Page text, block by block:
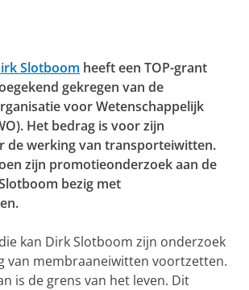
Slotboom heeft een TOP-grant
gekregen van de
voor Wetenschappelijk
Het bedrag is voor zijn
de werking van transporteiwitten.
zijn promotieonderzoek aan de
bezig met
kan Dirk Slotboom zijn onderzoek
van membraaneiwitten voortzetten.
is de grens van het leven. Dit